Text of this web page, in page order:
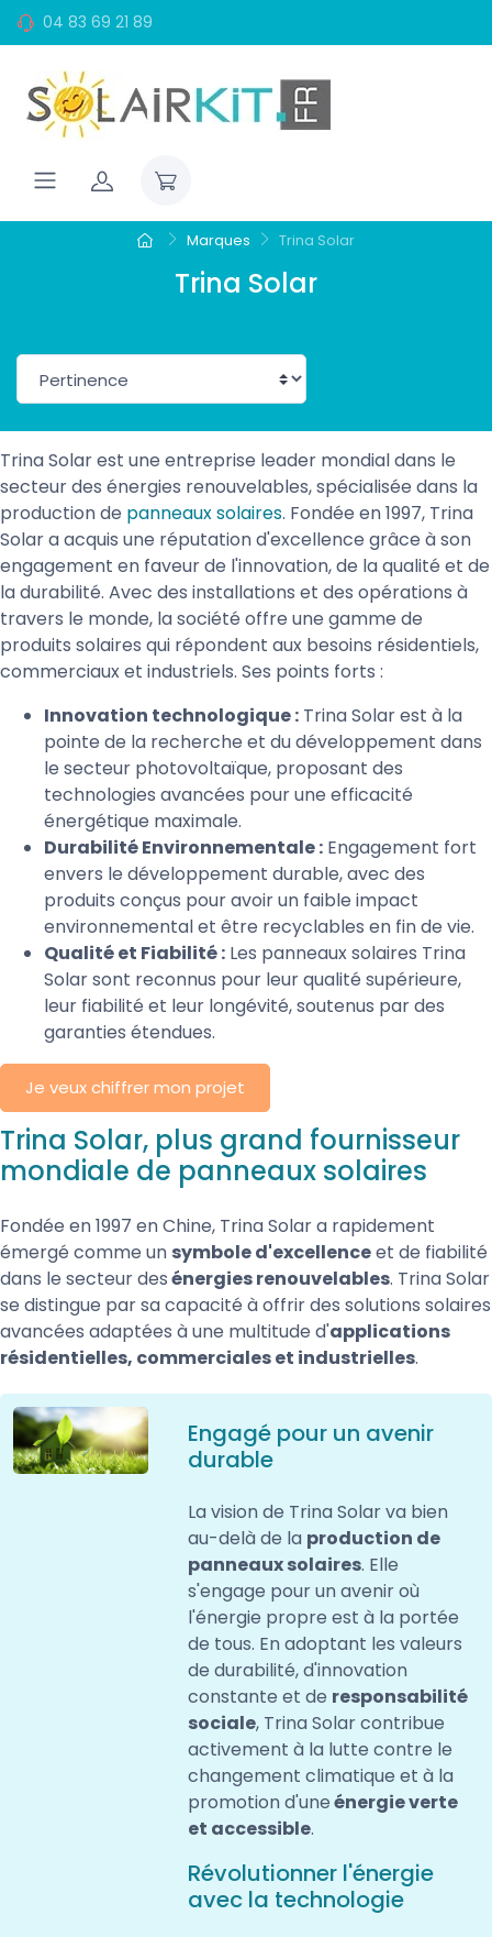
04 83 69 21 89
Marques Trina Solar
Trina Solar
Trina Solar est une entreprise leader mondial dans le
secteur des énergies renouvelables, spécialisée dans la
production de panneaux solaires. Fondée en 1997, Trina
Solar a acquis une réputation d'excellence grâce à son
engagement en faveur de l'innovation, de la qualité et de
la durabilité. Avec des installations et des opérations à
travers le monde, la société offre une gamme de
produits solaires qui répondent aux besoins résidentiels,
commerciaux et industriels. Ses points forts :
Innovation technologique : Trina Solar est à la
pointe de la recherche et du développement dans
le secteur photovoltaïque, proposant des
technologies avancées pour une efficacité
énergétique maximale.
Durabilité Environnementale : Engagement fort
envers le développement durable, avec des
produits conçus pour avoir un faible impact
environnemental et être recyclables en fin de vie.
Qualité et Fiabilité : Les panneaux solaires Trina
Solar sont reconnus pour leur qualité supérieure,
leur fiabilité et leur longévité, soutenus par des
garanties étendues.
Je veux chiffrer mon projet
Trina Solar, plus grand fournisseur
mondiale de panneaux solaires
Fondée en 1997 en Chine, Trina Solar a rapidement
émergé comme un symbole d'excellenceet de fiabilité
dans le secteur desénergies renouvelables. Trina Solar
se distingue par sa capacité à offrir des solutions solaires
avancées adaptées à une multitude d'applications
résidentielles, commerciales et industrielles.
Engagé pour un avenir
durable
La vision de Trina Solar va bien
au-delà de la production de
panneaux solaires. Elle
s'engage pour un avenir où
l'énergie propre est à la portée
de tous. En adoptant les valeurs
de durabilité, d'innovation
constante et de responsabilité
sociale, Trina Solar contribue
activement à la lutte contre le
changement climatique et à la
promotion d'uneénergie verte
et accessible.
Révolutionner l'énergie
avec la technologie